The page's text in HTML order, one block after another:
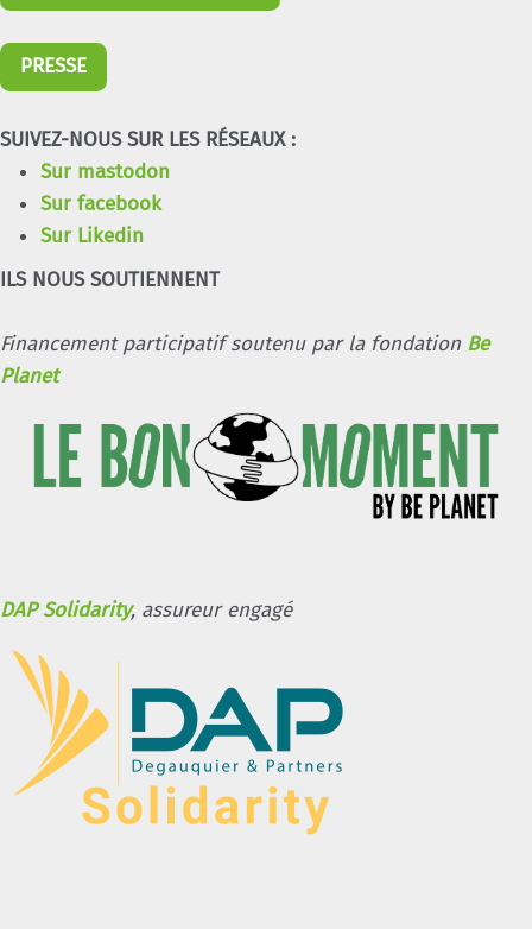
PRESSE
SUIVEZ-NOUS SUR LES RÉSEAUX :
Sur mastodon
Sur facebook
Sur Likedin
ILS NOUS SOUTIENNENT
Financement participatif soutenu par la fondation Be
Planet
DAP Solidarity, assureur engagé